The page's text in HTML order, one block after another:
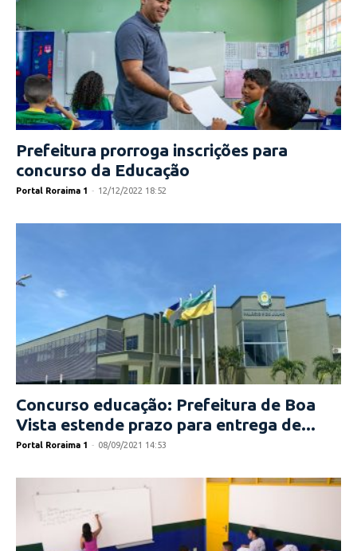
Prefeitura prorroga inscrições para
concurso da Educação
Portal Roraima 1 - 12/12/2022 18:52
Concurso educação: Prefeitura de Boa
Vista estende prazo para entrega de...
Portal Roraima 1 - 08/09/2021 14:53